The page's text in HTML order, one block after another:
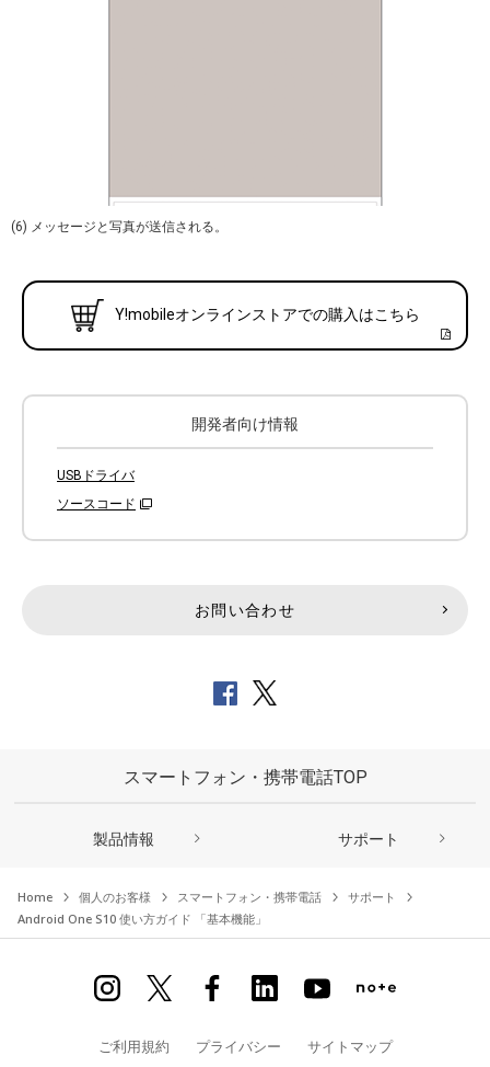
(6) メッセージと写真が送信される。
Y!mobileオンラインストアでの購入はこちら
開発者向け情報
USBドライバ
ソースコード
お問い合わせ
スマートフォン・携帯電話TOP
製品情報 サポート
Home 個人のお客様 スマートフォン・携帯電話
サポート
Android One S10 使い方ガイド 「基本機能」
ご利用規約 プライバシー サイトマップ